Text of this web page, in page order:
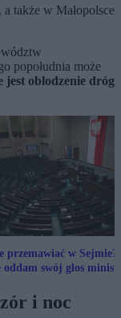
także w Małopolsce
popołudnia może
jest oblodzenie dróg
przemawiać w Sejmie?
oddam swój głos
i noc